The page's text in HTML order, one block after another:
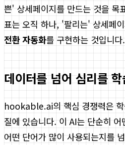
쁜' 상세페이지를 만드는 것을 목
표는 오직 하나, '팔리는' 상세페
전환 자동화를 구현하는 것입니다.
데이터를 넘어 심리를
hookable.ai의 핵심 경쟁력은 학
질에 있습니다. 이 AI는 단순히
어떤 단어가 많이 사용되는지를